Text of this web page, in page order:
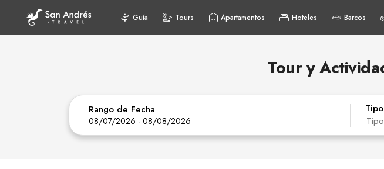
Guía Tours Apartamentos Hoteles Barcos
Tour y
Rango de Fecha
08/07/2026 - 08/08/2026